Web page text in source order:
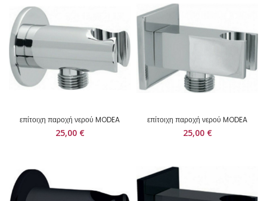
επίτοιχη παροχή νερού MODEA
25,00 €
επίτοιχη παροχή νερού MODEA
25,00 €